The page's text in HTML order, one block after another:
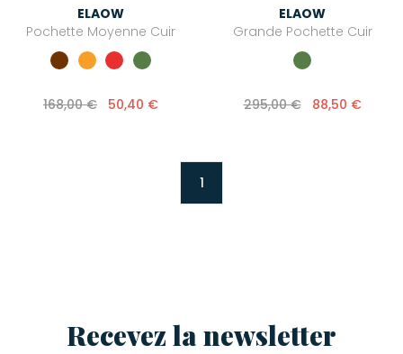
ELAOW
Pochette Moyenne Cuir
168,00 € 50,40 €
ELAOW
Grande Pochette Cuir
295,00 € 88,50 €
1
Recevez la newsletter